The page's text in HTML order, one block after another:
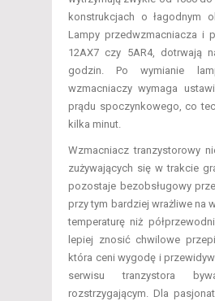
konstrukcjach o łagodnym
Lampy przedwzmacniacza i
12AX7 czy 5AR4, dotrwają
godzin. Po wymianie
wzmacniaczy wymaga
prądu spoczynkowego, co
kilka minut.
Wzmacniacz tranzystorowy
zużywających się w trakcie
pozostaje bezobsługowy
przy tym bardziej wrażliwe na
temperaturę niż
lepiej znosić chwilowe
która ceni wygodę i
serwisu tranzystora
rozstrzygającym. Dla